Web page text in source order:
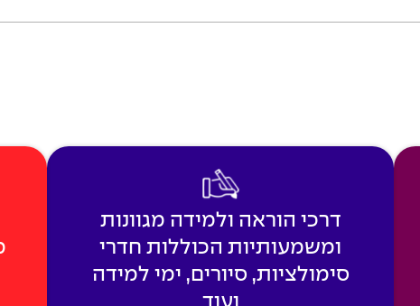
דרכי הוראה ולמידה מגוונות
ומשמעותיות הכוללות חדרי
סימולציות, סיורים, ימי למידה